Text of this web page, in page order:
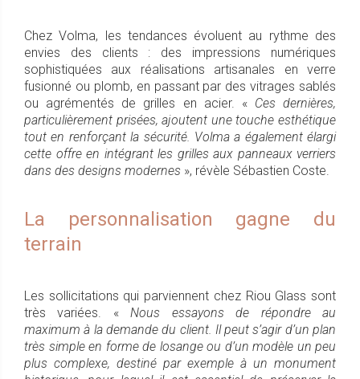
Chez Volma, les tendances évoluent au rythme des
envies des clients : des impressions numériques
sophistiquées aux réalisations artisanales en verre
fusionné ou plomb, en passant par des vitrages sablés
ou agrémentés de grilles en acier. « Ces dernières,
particulièrement prisées, ajoutent une touche esthétique
tout en renforçant la sécurité. Volma a également élargi
cette offre en intégrant les grilles aux panneaux verriers
dans des designs modernes », révèle Sébastien Coste.
La personnalisation gagne du
terrain
Les sollicitations qui parviennent chez Riou Glass sont
très variées. «Nous essayons de répondre au
maximum à la demande du client. Il peut s’agir d’un plan
très simple en forme de losange ou d’un modèle un peu
plus complexe, destiné par exemple à un monument